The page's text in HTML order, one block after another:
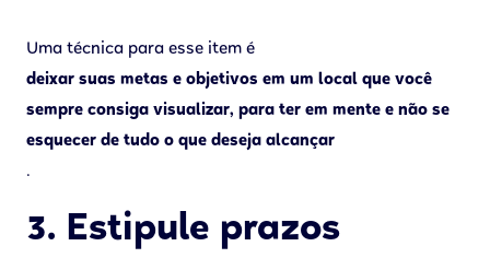
Uma técnica para esse item é
deixar suas metas e objetivos em um local que você
sempre consiga visualizar, para ter em mente e não se
esquecer de tudo o que deseja alcançar
.
3. Estipule prazos